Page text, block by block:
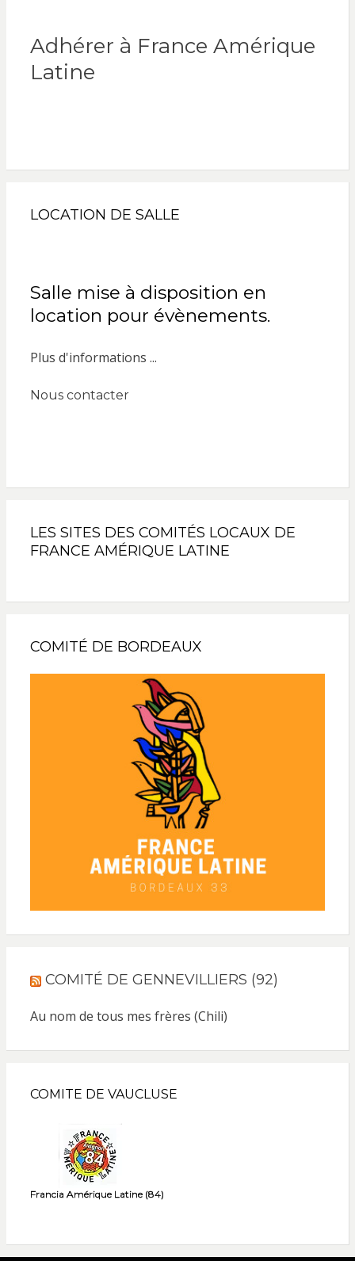
Adhérer à France Amérique
Latine
LOCATION DE SALLE
Salle mise à disposition en
location pour évènements.
Plus d'informations ...
Nous contacter
LES SITES DES COMITÉS LOCAUX DE
FRANCE AMÉRIQUE LATINE
COMITÉ DE BORDEAUX
COMITÉ DE GENNEVILLIERS (92)
Au nom de tous mes frères (Chili)
COMITE DE VAUCLUSE
Francia Amérique Latine (84)